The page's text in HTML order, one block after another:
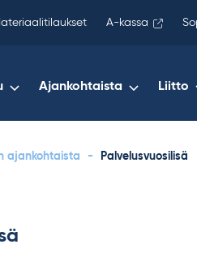
A-kassa
Ajankohtaista Liitto
ajankohtaista - Palvelusvuosilisä